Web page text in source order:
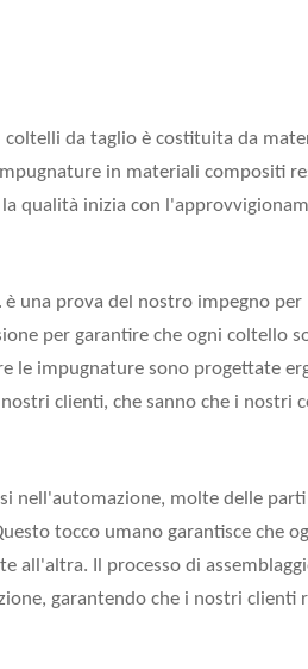
coltelli da taglio è costituita da
in materiali compositi
qualità inizia con
è una prova del nostro impegno per
per garantire che ogni coltello
le impugnature sono progettate
clienti, che sanno che i nostri
nell'automazione, molte delle
tocco umano garantisce che
all'altra. Il processo di
garantendo che i nostri clienti